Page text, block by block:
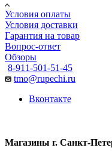
Условия оплаты
Условия доставки
Гарантия на товар
Вопрос-ответ
Обзоры
8-911-501-51-45
tmo@rupechi.ru
Вконтакте
Магазины г. Санкт-